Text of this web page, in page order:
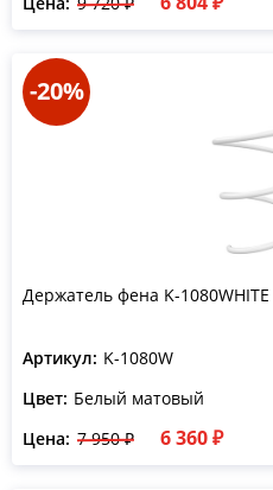
-20%
Держатель фена K-1080WHITE
Артикул: K-1080W
Цвет: Белый матовый
Цена: 7 950 ₽ 6 360 ₽